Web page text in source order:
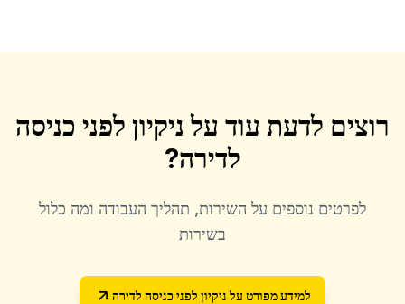
רוצים לדעת עוד על ניקיון לפני כניסה
לדירה?
לפרטים נוספים על השירות, תהליך העבודה ומה כלול
בשירות
למידע מפורט על ניקיון לפני כניסה לדירה